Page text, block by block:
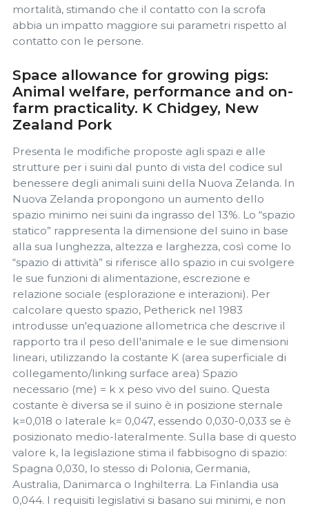
mortalità, stimando che il contatto con la scrofa
abbia un impatto maggiore sui parametri rispetto al
contatto con le persone.
Space allowance for growing pigs:
Animal welfare, performance and on-
farm practicality. K Chidgey, New
Zealand Pork
Presenta le modifiche proposte agli spazi e alle
strutture per i suini dal punto di vista del codice sul
benessere degli animali suini della Nuova Zelanda. In
Nuova Zelanda propongono un aumento dello
spazio minimo nei suini da ingrasso del 13%. Lo “spazio
statico” rappresenta la dimensione del suino in base
alla sua lunghezza, altezza e larghezza, così come lo
“spazio di attività” si riferisce allo spazio in cui svolgere
le sue funzioni di alimentazione, escrezione e
relazione sociale (esplorazione e interazioni). Per
calcolare questo spazio, Petherick nel 1983
introdusse un'equazione allometrica che descrive il
rapporto tra il peso dell'animale e le sue dimensioni
lineari, utilizzando la costante K (area superficiale di
collegamento/linking surface area) Spazio
necessario (me) = k x peso vivo del suino. Questa
costante è diversa se il suino è in posizione sternale
k=0,018 o laterale k= 0,047, essendo 0,030-0,033 se è
posizionato medio-lateralmente. Sulla base di questo
valore k, la legislazione stima il fabbisogno di spazio:
Spagna 0,030, lo stesso di Polonia, Germania,
Australia, Danimarca o Inghilterra. La Finlandia usa
0,044. I requisiti legislativi si basano sui minimi, e non